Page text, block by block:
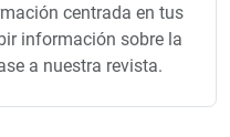
centrada en tus
información sobre la
a nuestra revista.